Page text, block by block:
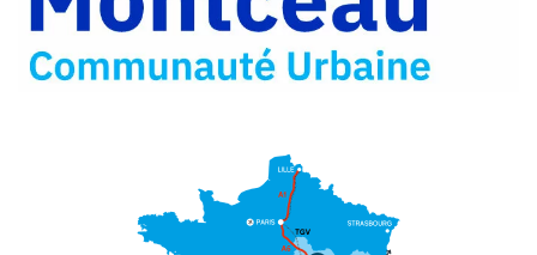
e-
mail